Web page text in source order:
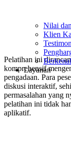
Nilai
Klien
Layanan
Pelatihan ini
komprehensif
pengadaan. Para
diskusi interaktif,
permasalahan yang
pelatihan ini tidak
aplikatif.